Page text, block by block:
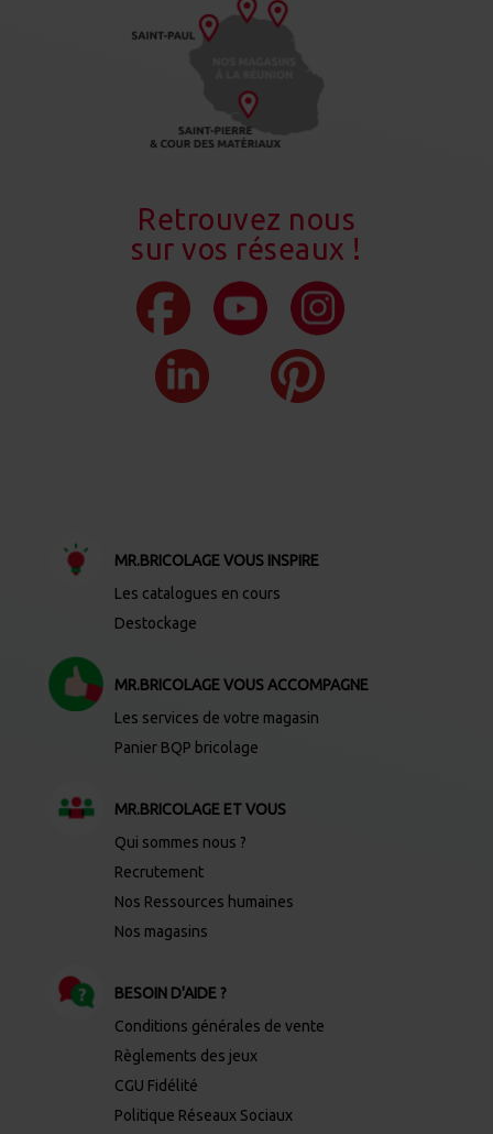
Retrouvez nous
sur vos réseaux !
MR.BRICOLAGE VOUS INSPIRE
Les catalogues en cours
Destockage
MR.BRICOLAGE VOUS ACCOMPAGNE
Les services de votre magasin
Panier BQP bricolage
MR.BRICOLAGE ET VOUS
Qui sommes nous ?
Recrutement
Nos Ressources humaines
Nos magasins
BESOIN D'AIDE ?
Conditions générales de vente
Règlements des jeux
CGU Fidélité
Politique Réseaux Sociaux